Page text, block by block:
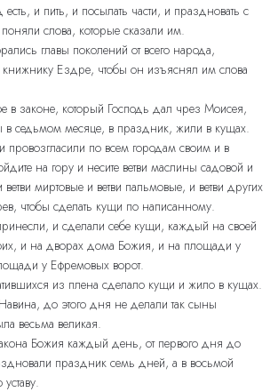
и пить, и посылать части, и праздновать с
слова, которые сказали им.
главы поколений от всего народа,
Ездре, чтобы он изъяснял им слова
в законе, который Господь дал чрез Моисея,
седьмом месяце, в праздник, жили в кущах.
провозгласили по всем городам своим и в
на гору и несите ветви маслины садовой и
миртовые и ветви пальмовые, и ветви других
чтобы сделать кущи по написанному.
и сделали себе кущи, каждый на своей
и на дворах дома Божия, и на площади у
у Ефремовых ворот.
из плена сделало кущи и жило в кущах.
до этого дня не делали так сыны
весьма великая.
Божия каждый день, от первого дня до
праздник семь дней, а в восьмой